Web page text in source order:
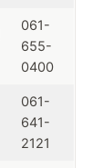
061-
655-
0400
061-
641-
2121